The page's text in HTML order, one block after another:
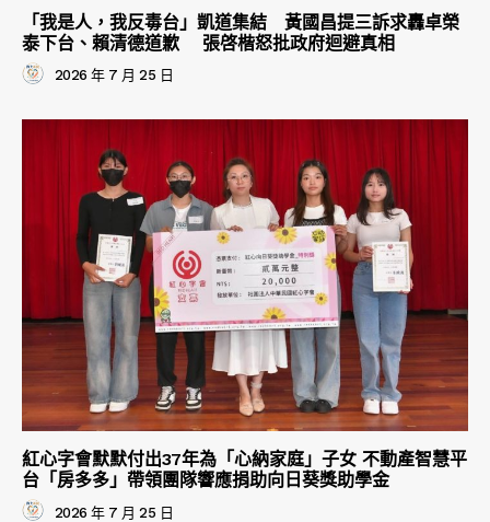
「我是人，我反毒台」凱道集結 黃國昌提三訴求轟卓榮
泰下台、賴清德道歉 張啓楷怒批政府迴避真相
2026 年 7 月 25 日
紅心字會默默付出37年為「心納家庭」子女 不動產智慧平
台「房多多」帶領團隊響應捐助向日葵獎助學金
2026 年 7 月 25 日